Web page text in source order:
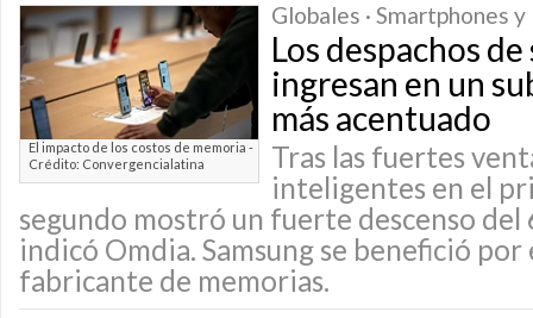
El impacto de los costos de memoria -
Crédito: Convergencialatina
Globales · Smartphones
Los despachos
ingresan en un
más acentuado
Tras las fuertes
inteligentes en el
segundo mostró un fuerte descenso del
indicó Omdia. Samsung se benefició por
fabricante de memorias.